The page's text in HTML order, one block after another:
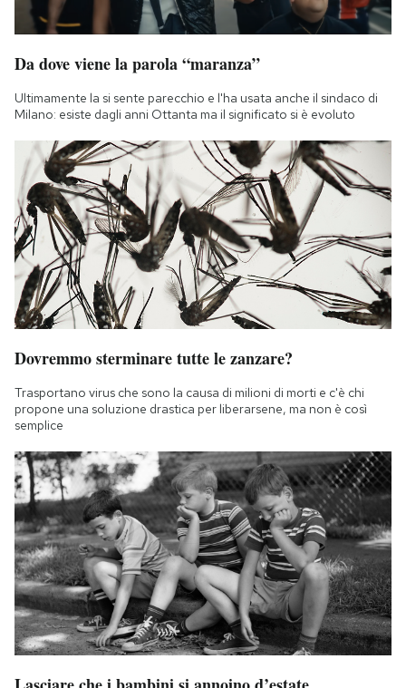
Da dove viene la parola “maranza”
Ultimamente la si sente parecchio e l'ha usata anche il sindaco di
Milano: esiste dagli anni Ottanta ma il significato si è evoluto
Dovremmo sterminare tutte le zanzare?
Trasportano virus che sono la causa di milioni di morti e c'è chi
propone una soluzione drastica per liberarsene, ma non è così
semplice